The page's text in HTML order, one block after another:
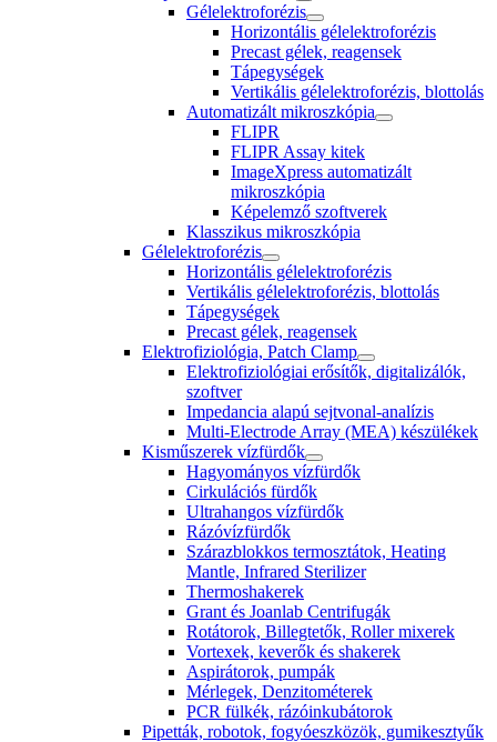
Gélelektroforézis
Horizontális gélelektroforézis
Precast gélek, reagensek
Tápegységek
Vertikális gélelektroforézis, blottolás
Automatizált mikroszkópia
FLIPR
FLIPR Assay kitek
ImageXpress automatizált
mikroszkópia
Képelemző szoftverek
Klasszikus mikroszkópia
Gélelektroforézis
Horizontális gélelektroforézis
Vertikális gélelektroforézis, blottolás
Tápegységek
Precast gélek, reagensek
Elektrofiziológia, Patch Clamp
Elektrofiziológiai erősítők, digitalizálók,
szoftver
Impedancia alapú sejtvonal-analízis
Multi-Electrode Array (MEA) készülékek
Kisműszerek vízfürdők
Hagyományos vízfürdők
Cirkulációs fürdők
Ultrahangos vízfürdők
Rázóvízfürdők
Szárazblokkos termosztátok, Heating
Mantle, Infrared Sterilizer
Thermoshakerek
Grant és Joanlab Centrifugák
Rotátorok, Billegtetők, Roller mixerek
Vortexek, keverők és shakerek
Aspirátorok, pumpák
Mérlegek, Denzitométerek
PCR fülkék, rázóinkubátorok
Pipetták, robotok, fogyóeszközök, gumikesztyűk